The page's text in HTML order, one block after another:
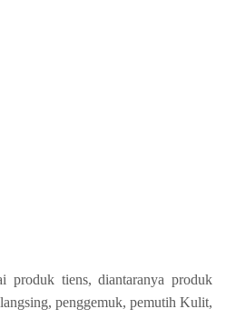
produk tiens, diantaranya produk
penggemuk, pemutih Kulit,